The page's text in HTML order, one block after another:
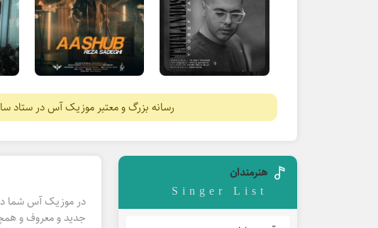
رسانه بزرگ و معتبر موزیک آس در ستاد
در موزیک آس شما
جدید و معروف و
هنرمندان
Singer List